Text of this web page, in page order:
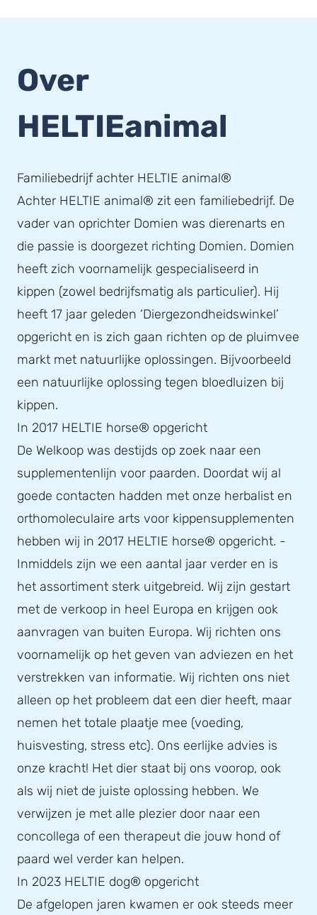
Over
HELTIEanimal
Familiebedrijf achter HELTIE animal®
Achter HELTIE animal® zit een familiebedrijf. De
vader van oprichter Domien was dierenarts en
die passie is doorgezet richting Domien. Domien
heeft zich voornamelijk gespecialiseerd in
kippen (zowel bedrijfsmatig als particulier). Hij
heeft 17 jaar geleden ‘Diergezondheidswinkel’
opgericht en is zich gaan richten op de pluimvee
markt met natuurlijke oplossingen. Bijvoorbeeld
een natuurlijke oplossing tegen bloedluizen bij
kippen.
In 2017 HELTIE horse® opgericht
De Welkoop was destijds op zoek naar een
supplementenlijn voor paarden. Doordat wij al
goede contacten hadden met onze herbalist en
orthomoleculaire arts voor kippensupplementen
hebben wij in 2017 HELTIE horse® opgericht. -
Inmiddels zijn we een aantal jaar verder en is
het assortiment sterk uitgebreid. Wij zijn gestart
met de verkoop in heel Europa en krijgen ook
aanvragen van buiten Europa. Wij richten ons
voornamelijk op het geven van adviezen en het
verstrekken van informatie. Wij richten ons niet
alleen op het probleem dat een dier heeft, maar
nemen het totale plaatje mee (voeding,
huisvesting, stress etc). Ons eerlijke advies is
onze kracht! Het dier staat bij ons voorop, ook
als wij niet de juiste oplossing hebben. We
verwijzen je met alle plezier door naar een
concollega of een therapeut die jouw hond of
paard wel verder kan helpen.
In 2023 HELTIE dog® opgericht
De afgelopen jaren kwamen er ook steeds meer